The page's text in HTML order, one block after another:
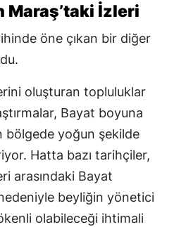
Maraş’taki İzleri
öne çıkan bir diğer
oluşturan topluluklar
Bayat boyuna
bölgede yoğun şekilde
Hatta bazı tarihçiler,
arasındaki Bayat
beyliğin yönetici
olabileceği ihtimali